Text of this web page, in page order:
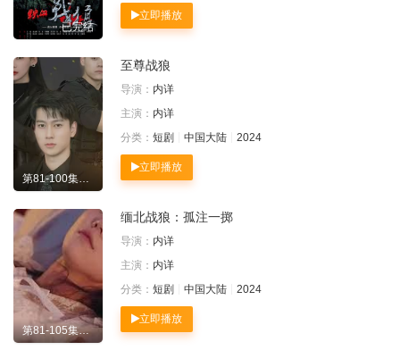
已完结
立即播放
第81-100集完结
至尊战狼
导演： 内详
主演： 内详
分类： 短剧 中国大陆 2024
立即播放
第81-105集完结
缅北战狼：孤注一掷
导演： 内详
主演： 内详
分类： 短剧 中国大陆 2024
立即播放